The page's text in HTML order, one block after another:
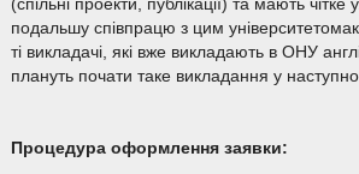
(спільні проекти, публікації) та мають
подальшу співпрацю з цим
ті викладачі, які вже викладають в ОНУ
плануть почати таке викладання у
Процедура оформлення заявки: